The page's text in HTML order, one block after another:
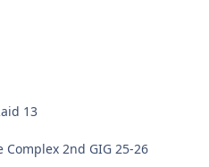
13
2nd GIG 25-26